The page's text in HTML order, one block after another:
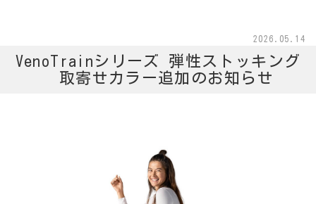
2026.05.14
VenoTrainシリーズ 弾性ストッキング
取寄せカラー追加のお知らせ